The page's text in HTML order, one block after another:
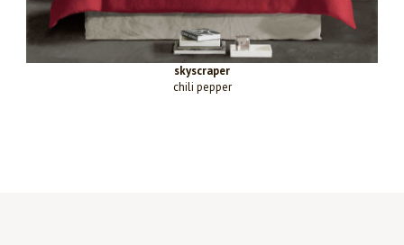
skyscraper
chili pepper